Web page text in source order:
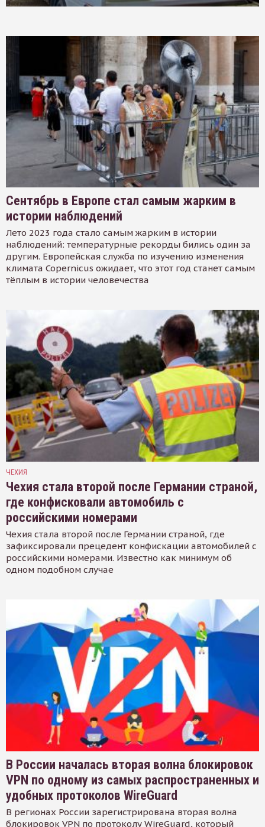
Сентябрь в Европе стал самым жарким в
истории наблюдений
Лето 2023 года стало самым жарким в истории
наблюдений: температурные рекорды бились один за
другим. Европейская служба по изучению изменения
климата Copernicus ожидает, что этот год станет самым
тёплым в истории человечества
ЧЕХИЯ
Чехия стала второй после Германии страной,
где конфисковали автомобиль с
российскими номерами
Чехия стала второй после Германии страной, где
зафиксировали прецедент конфискации автомобилей с
российскими номерами. Известно как минимум об
одном подобном случае
В России началась вторая волна блокировок
VPN по одному из самых распространенных и
удобных протоколов WireGuard
В регионах России зарегистрирована вторая волна
блокировок VPN по протоколу WireGuard, который